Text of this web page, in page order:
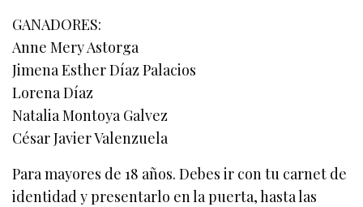
GANADORES:
Anne Mery Astorga
Jimena Esther Díaz Palacios
Lorena Díaz
Natalia Montoya Galvez
César Javier Valenzuela
Para mayores de 18 años. Debes ir con tu carnet de
identidad y presentarlo en la puerta, hasta las